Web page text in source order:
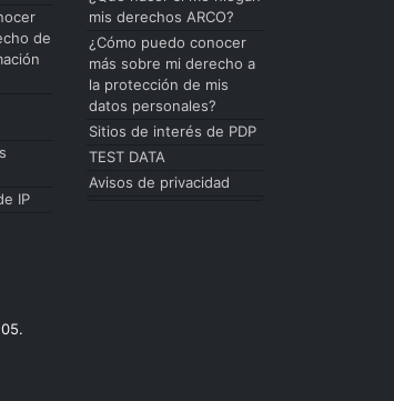
de
IP
mis derechos ARCO?
¿Cómo puedo conocer
más sobre mi derecho a
la protección de mis
datos personales?
Sitios de interés de PDP
TEST DATA
Avisos de privacidad